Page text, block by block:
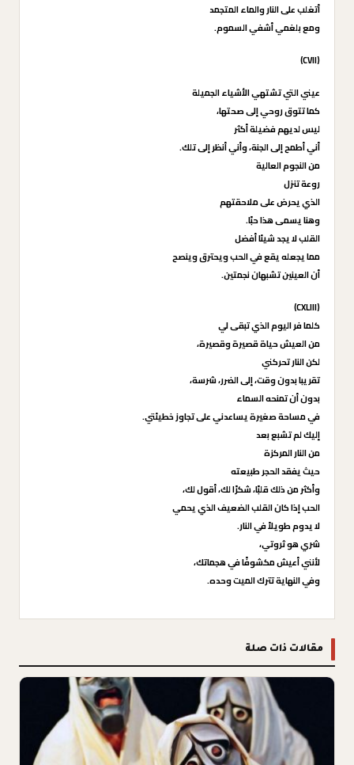
أتغلب على النار والماء المتجمد
ومع بلغمي أشفي السموم.
(CVII)
عيني التي تشتهي الأشياء الجميلة
كما تتوق روحي إلى صحتها،
ليس لديهم فضيلة أكثر
أني أطمح إلى الجنة، وأني أنظر إلى تلك.
من النجوم العالية
روعة تنزل
الذي يحرض على ملاحقتهم
وهنا يسمى هذا حبًا.
القلب لا يجد شيئا أفضل
مما يجعله يقع في الحب ويحترق وينصح
أن العينين تشبهان نجمتين.
(CXLIII)
كلما فر اليوم الذي تبقى لي
من العيش حياة قصيرة وقصيرة،
لكن النار تحركني
تقريبا بدون وقت، إلى الضرر، شرسة،
بدون أن تمنحه السماء
في مساحة صغيرة يساعدني على تجاوز خطيئتي.
إليك لم تشبع بعد
من النار المركزة
حيث يفقد الحجر طبيعته
وأكثر من ذلك قلبًا، شكرًا لك، أقول لك،
الحب إذا كان القلب الضعيف الذي يحمي
لا يدوم طويلاً في النار.
شري هو ثروتي،
لأنني أعيش مكشوفًا في هجماتك،
وفي النهاية تترك الميت وحده.
مقالات ذات صلة